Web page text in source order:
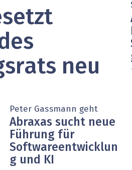
wird digital
DSGVO
Banking
Dossiers
IT for
neu
Peter Gassmann geht
Abraxas sucht neue
Führung für
Softwareentwicklun
g und KI